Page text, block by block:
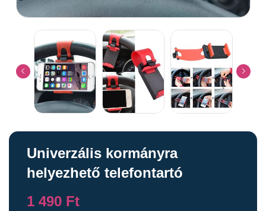
Univerzális kormányra
helyezhető telefontartó
1 490 Ft